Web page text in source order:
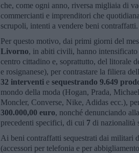
che, come ogni anno, riversa migliaia di
commercianti e imprenditori che
scrupoli, intenti a vendere beni contraffatti.
Per questo motivo, dai primi giorni del
Livorno, in abiti civili, hanno
centro cittadino e, soprattutto, del litorale
e rosignanese), per contrastare la filiera
32 interventi e sequestrando 9.649
mondo della moda (Hogan, Prada,
Moncler, Converse, Nike, Adidas ecc.),
300.000,00 euro, nonché denunciando
precedenti specifici, di cui 7 di nazionalità
Ai beni contraffatti sequestrati dai militari
(accessori per telefonia e per